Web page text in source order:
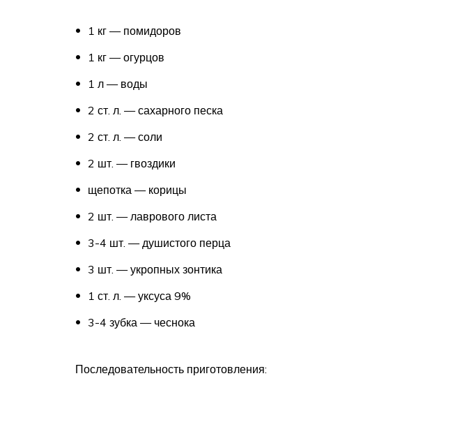
1 кг — помидоров
1 кг — огурцов
1 л — воды
2 ст. л. — сахарного песка
2 ст. л. — соли
2 шт. — гвоздики
щепотка — корицы
2 шт. — лаврового листа
3-4 шт. — душистого перца
3 шт. — укропных зонтика
1 ст. л. — уксуса 9%
3-4 зубка — чеснока
Последовательность приготовления: